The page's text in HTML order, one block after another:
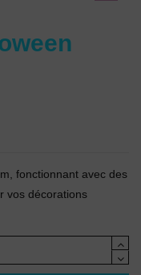
fonctionnant avec des
vos décorations